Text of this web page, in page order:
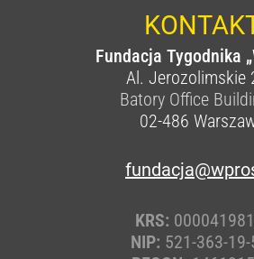
Fundacja Tygodnika
Al. Jerozolimskie
Batory Office
02-486
KRS:
NIP: 521-363-19-